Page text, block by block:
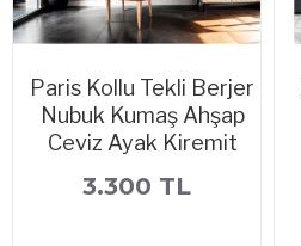
Paris Kollu Tekli Berjer
Nubuk Kumaş Ahşap
Ceviz Ayak Kiremit
3.300 TL